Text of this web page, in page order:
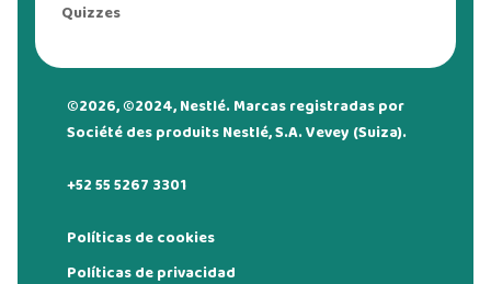
Quizzes
©2026, ©2024, Nestlé. Marcas registradas por
Société des produits Nestlé, S.A. Vevey (Suiza).
+52 55 5267 3301
Políticas de cookies
Políticas de privacidad